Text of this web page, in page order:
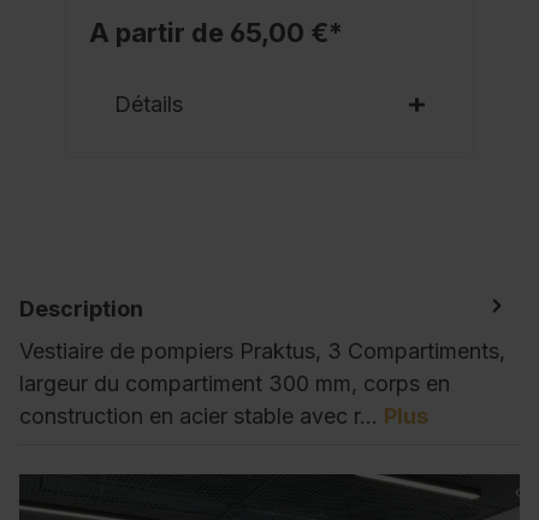
A partir de 65,00 €*
Détails
Description
Vestiaire de pompiers Praktus, 3 Compartiments,
largeur du compartiment 300 mm, corps en
construction en acier stable avec r… Plus